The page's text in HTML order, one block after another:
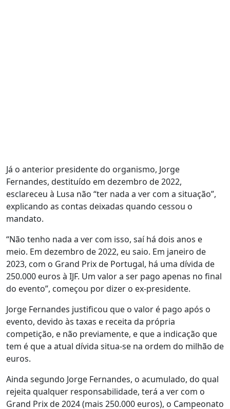
Já o anterior presidente do organismo, Jorge
Fernandes, destituído em dezembro de 2022,
esclareceu à Lusa não “ter nada a ver com a situação”,
explicando as contas deixadas quando cessou o
mandato.
“Não tenho nada a ver com isso, saí há dois anos e
meio. Em dezembro de 2022, eu saio. Em janeiro de
2023, com o Grand Prix de Portugal, há uma dívida de
250.000 euros à IJF. Um valor a ser pago apenas no final
do evento”, começou por dizer o ex-presidente.
Jorge Fernandes justificou que o valor é pago após o
evento, devido às taxas e receita da própria
competição, e não previamente, e que a indicação que
tem é que a atual dívida situa-se na ordem do milhão de
euros.
Ainda segundo Jorge Fernandes, o acumulado, do qual
rejeita qualquer responsabilidade, terá a ver com o
Grand Prix de 2024 (mais 250.000 euros), o Campeonato